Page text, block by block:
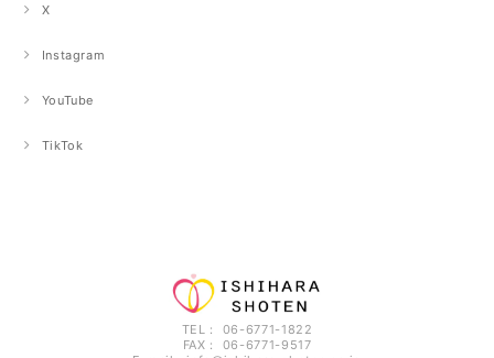
X
Instagram
YouTube
TikTok
TEL： 06-6771-1822
FAX： 06-6771-9517